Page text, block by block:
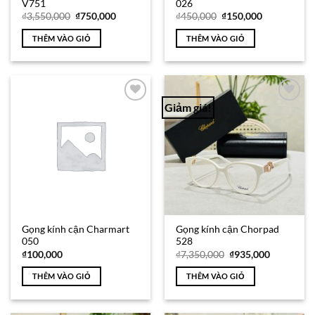
V751
₫3,550,000 Giá
là:
₫3,550,000.
₫750,000Giá
THÊM VÀO GIỎ
026
₫450,000 Giá
là:
₫450,000.
₫150,000Giá
THÊM VÀO GIỎ
Gọng kính cận Charmart
050
₫100,000
THÊM VÀO GIỎ
Giảm giá!
Gọng kính cận Chorpad
528
₫7,350,000 Giá
là:
₫7,350,000.
₫935,000Giá
THÊM VÀO GIỎ